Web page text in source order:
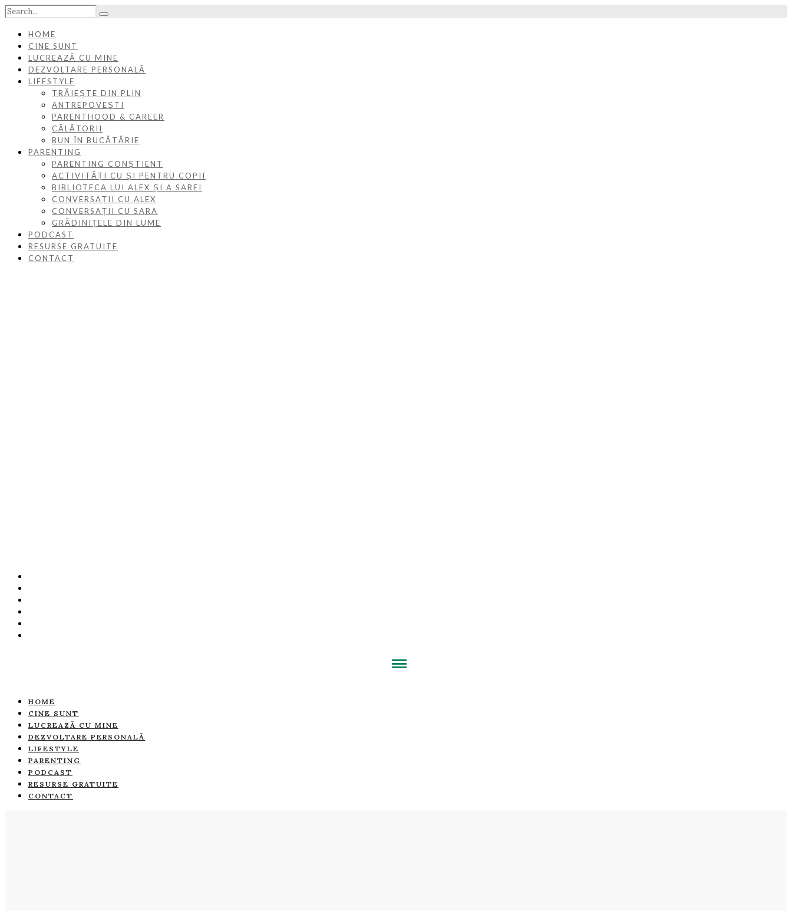
HOME
CINE SUNT
LUCREAZĂ CU MINE
DEZVOLTARE PERSONALĂ
LIFESTYLE
TRĂIEȘTE DIN PLIN
ANTREPOVEȘTI
PARENTHOOD & CAREER
CĂLĂTORII
BUN ÎN BUCĂTĂRIE
PARENTING
PARENTING CONȘTIENT
ACTIVITĂȚI CU ȘI PENTRU COPII
BIBLIOTECA LUI ALEX ȘI A SAREI
CONVERSAȚII CU ALEX
CONVERSAȚII CU SARA
GRĂDINIȚELE DIN LUME
PODCAST
RESURSE GRATUITE
CONTACT
HOME
CINE SUNT
LUCREAZĂ CU MINE
DEZVOLTARE PERSONALĂ
LIFESTYLE
PARENTING
PODCAST
RESURSE GRATUITE
CONTACT